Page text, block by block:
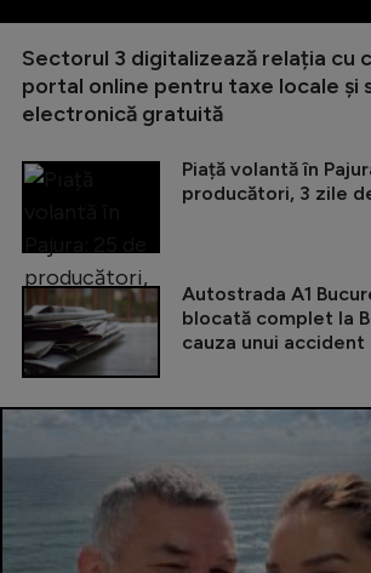
Sectorul 3 digitalizează relația cu
portal online pentru taxe locale și
electronică gratuită
Piață volantă în
producători, 3 zile
Autostrada A1
blocată complet la
cauza unui accident